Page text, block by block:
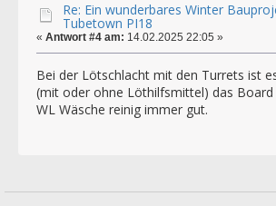
Re: Ein wunderbares Winter
Tubetown PI18
« Antwort #4 am: 14.02.2025 22:05 »
Bei der Lötschlacht mit den Turrets ist
(mit oder ohne Löthilfsmittel) das Board
WL Wäsche reinig immer gut.